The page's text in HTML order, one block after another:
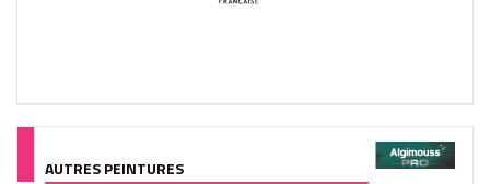
AUTRES PEINTURES